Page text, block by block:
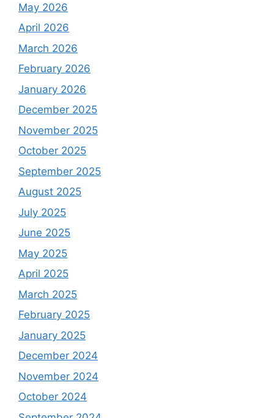
May 2026
April 2026
March 2026
February 2026
January 2026
December 2025
November 2025
October 2025
September 2025
August 2025
July 2025
June 2025
May 2025
April 2025
March 2025
February 2025
January 2025
December 2024
November 2024
October 2024